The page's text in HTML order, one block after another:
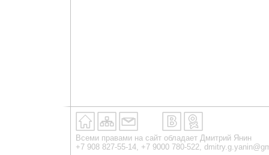
Всеми правами на сайт обладает Дмитрий Янин
+7 908 827-55-14, +7 9000 780-522,